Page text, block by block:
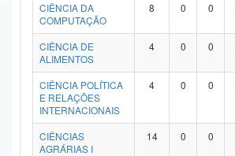
Banco Central do Brasil
CIÊNCIA DA
COMPUTAÇÃO
8 0 0
CIÊNCIA DE
ALIMENTOS
4 0 0
CIÊNCIA POLÍTICA
E RELAÇÕES
INTERNACIONAIS
4 0 0
CIÊNCIAS
AGRÁRIAS I
14 0 0